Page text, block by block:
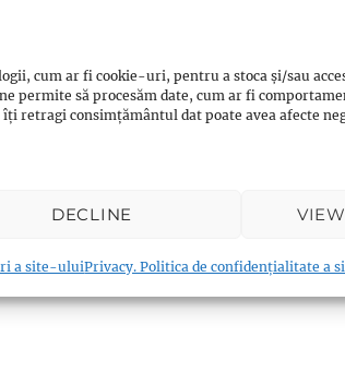
cum ar fi cookie-uri, pentru a stoca și/sau
permite să procesăm date, cum ar fi
retragi consimțământul dat poate avea afecte
DECLINE
a site-uluiPrivacy. Politica de confidențialitate a
țării participă atât la activități
în special la festivaluri, reflectând o
convingerile și practicile diferitelor